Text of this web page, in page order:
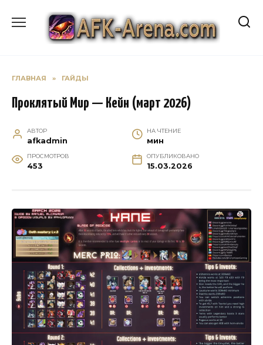
содержанию
ГЛАВНАЯ » ГАЙДЫ
Проклятый Мир — Кейн (март 2026)
АВТОР
afkadmin
НА ЧТЕНИЕ
мин
ПРОСМОТРОВ
453
ОПУБЛИКОВАНО
15.03.2026